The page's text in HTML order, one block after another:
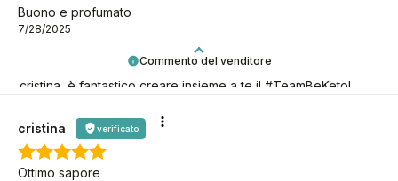
Commento del venditore
cristina, è fantastico creare insieme a te il #TeamBeKeto!
Buono e profumato
7/28/2025
cristina verificato
Ottimo sapore